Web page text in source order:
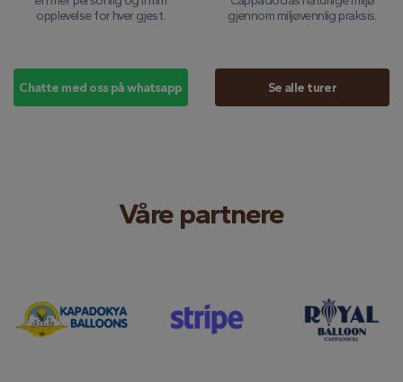
opplevelse for hver gjest.
gjennom miljøvennlig praksis.
Chatte med oss ​​på whatsapp Se alle turer
Våre partnere